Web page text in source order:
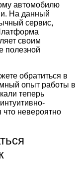
автомобилю
На данный
сервис,
своим
полезной
обратиться в
опыт работы в
теперь
невероятно